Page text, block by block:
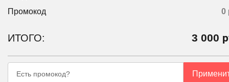
Промокод
0
ИТОГО: 3 000
Есть промокод?